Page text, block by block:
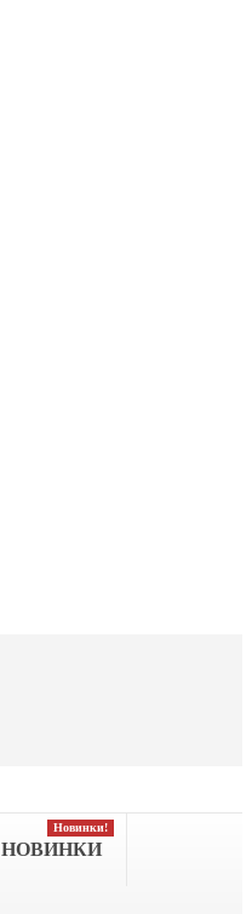
НОВИНКИ
Новинки!